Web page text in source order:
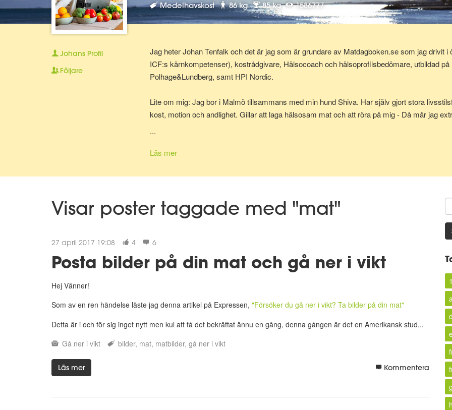
Medelhavskost 86 kg 85 kg 1586777
Jag heter Johan Tenfalk och det är jag som är grundare av Matdagboken.se som jag drivit
ICF:s kärnkompetenser), kostrådgivare, Hälsocoach och hälsoprofilsbedömare, utbildad
Polhage&Lundberg, samt HPI Nordic.
Lite om mig: Jag bor i Malmö tillsammans med min hund Shiva. Har själv gjort stora
kost, motion och andlighet. Gillar att laga hälsosam mat och att röra på mig - Då mår jag
"A year from now you will wish you had started today."~ Karen Lamb."
😀
...
Läs mer
Johans Profil
Följare
Visar poster taggade med "mat"
27 april 2017 19:08 4 6
Posta bilder på din mat och gå ner i vikt
Hej Vänner!
Som av en ren händelse läste jag denna artikel på Expressen, "Försöker du gå ner i vikt? Ta bilder på din mat"
Detta är i och för sig inget nytt men kul att få det bekräftat ännu en gång, denna gången är det en Amerikansk stud...
Gå ner i vikt
bilder mat matbilder gå ner i vikt
Läs mer Kommentera